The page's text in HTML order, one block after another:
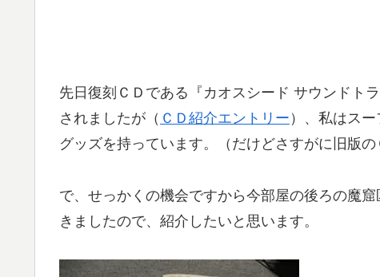
先日復刻ＣＤである『カオスシード サウンドト
されましたが（ ＣＤ紹介エントリー ）、私はス
グッズを持っています。（だけどさすがに旧版
で、せっかくの機会ですから今部屋の後ろの魔
きましたので、紹介したいと思います。